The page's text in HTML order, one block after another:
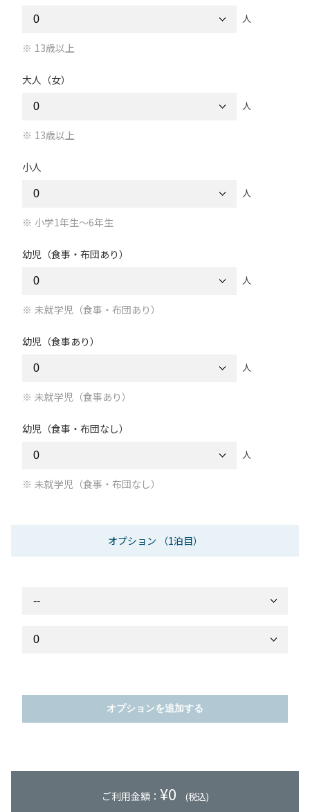
人
13歳以上
大人（女）
人
13歳以上
小人
人
小学1年生～6年生
幼児（食事・布団あり）
人
未就学児（食事・布団あり）
幼児（食事あり）
人
未就学児（食事あり）
幼児（食事・布団なし）
人
未就学児（食事・布団なし）
オプション （1泊目）
オプションを追加する
ご利用金額： ¥0 (税込)